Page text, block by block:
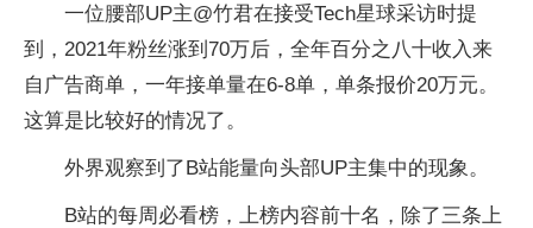
一位腰部UP主@竹君在接受Tech星球采访时提
到，2021年粉丝涨到70万后，全年百分之八十收入来
自广告商单，一年接单量在6-8单，单条报价20万元。
这算是比较好的情况了。
外界观察到了B站能量向头部UP主集中的现象。
B站的每周必看榜，上榜内容前十名，除了三条上